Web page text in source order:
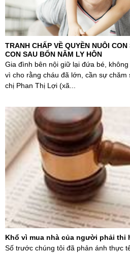
TRANH CHẤP VỀ QUYỀN NUÔI
CON SAU BỐN NĂM LY HÔN
Gia đình bên nội giữ lại đứa bé,
vì cho rằng cháu đã lớn, cần sự chăm
chị Phan Thị Lợi (xã...
Khổ vì mua nhà của người phải thi
Số trước chúng tôi đã phản ánh thực